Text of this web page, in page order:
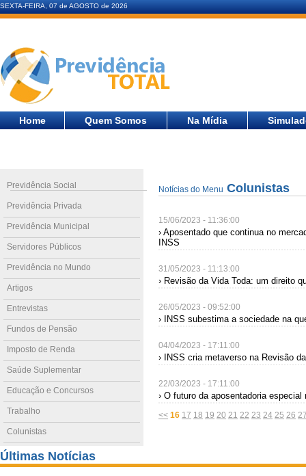
SEXTA-FEIRA, 07 de AGOSTO de 2026
Home Quem Somos Na Mídia
Previdência Social
Previdência Privada
Previdência Municipal
Servidores Públicos
Previdência no Mundo
Artigos
Entrevistas
Fundos de Pensão
Imposto de Renda
Saúde Suplementar
Educação e Concursos
Trabalho
Colunistas
Notícias do Menu Colunistas
15/06/2023 - 11:36:00
› Aposentado que continua no
INSS
31/05/2023 - 11:13:00
› Revisão da Vida Toda: um direito
26/05/2023 - 09:52:00
› INSS subestima a sociedade na
04/04/2023 - 17:11:00
› INSS cria metaverso na Revisão
22/03/2023 - 17:11:00
› O futuro da aposentadoria especial
<< 16 17 18 19 20 21 22 23 24 25 26
Últimas Notícias